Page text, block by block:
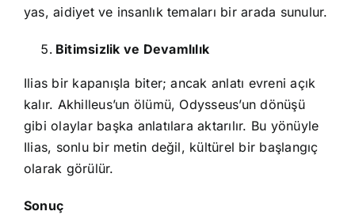
yas, aidiyet ve insanlık temaları bir arada sunulur.
Bitimsizlik ve Devamlılık
Ilias bir kapanışla biter; ancak anlatı evreni açık
kalır. Akhilleus’un ölümü, Odysseus’un dönüşü
gibi olaylar başka anlatılara aktarılır. Bu yönüyle
Ilias, sonlu bir metin değil, kültürel bir başlangıç
olarak görülür.
Sonuç